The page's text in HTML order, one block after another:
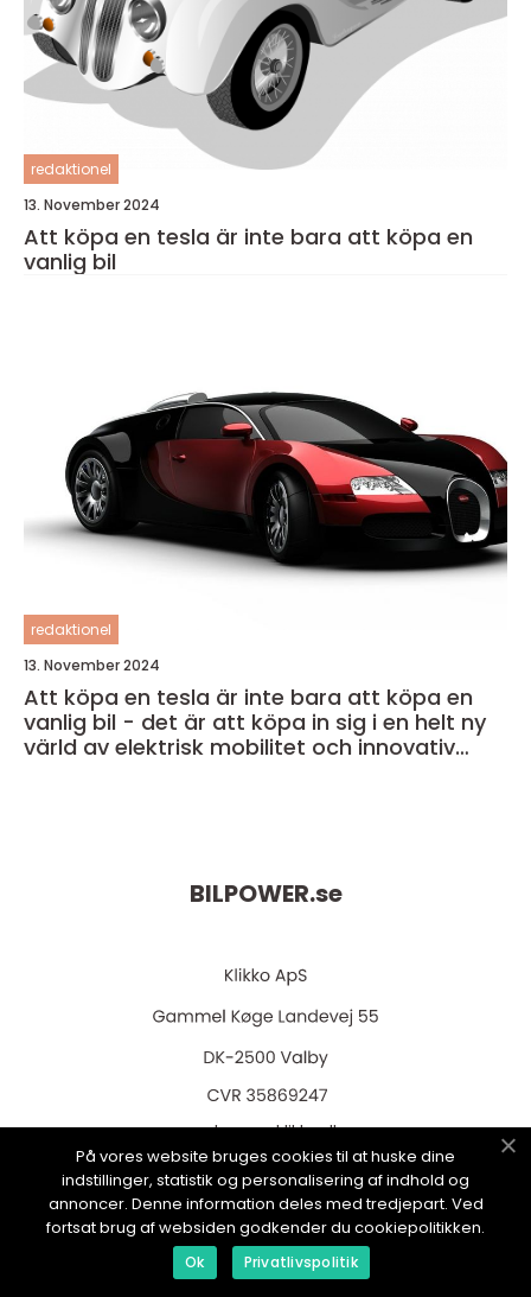
redaktionel
13. November 2024
Att köpa en tesla är inte bara att köpa en
vanlig bil
redaktionel
13. November 2024
Att köpa en tesla är inte bara att köpa en
vanlig bil - det är att köpa in sig i en helt ny
värld av elektrisk mobilitet och innovativ
BILPOWER.se
web:www.klikko.dk
Menu
På vores website bruges cookies til at huske dine
indstillinger, statistik og personalisering af indhold og
annoncer. Denne information deles med tredjepart. Ved
fortsat brug af websiden godkender du cookiepolitikken.
Ok Privatlivspolitik